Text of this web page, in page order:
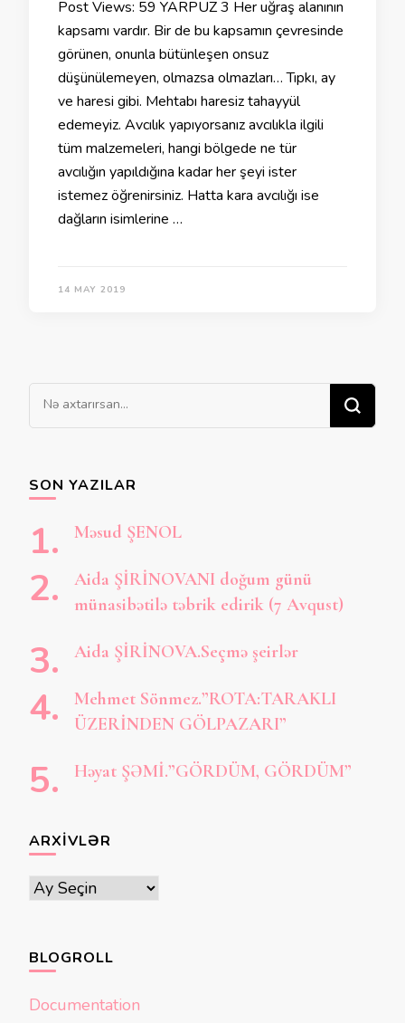
Post Views: 59 YARPUZ 3 Her uğraş alanının
kapsamı vardır. Bir de bu kapsamın çevresinde
görünen, onunla bütünleşen onsuz
düşünülemeyen, olmazsa olmazları… Tıpkı, ay
ve haresi gibi. Mehtabı haresiz tahayyül
edemeyiz. Avcılık yapıyorsanız avcılıkla ilgili
tüm malzemeleri, hangi bölgede ne tür
avcılığın yapıldığına kadar her şeyi ister
istemez öğrenirsiniz. Hatta kara avcılığı ise
dağların isimlerine …
14 MAY 2019
Bir
şey
SON YAZILAR
Məsud ŞENOL
Aida ŞİRİNOVANI doğum günü
münasibətilə təbrik edirik (7 Avqust)
Aida ŞİRİNOVA.Seçmə şeirlər
Mehmet Sönmez.”ROTA:TARAKLI
ÜZERİNDEN GÖLPAZARI”
Həyat ŞƏMİ.”GÖRDÜM, GÖRDÜM”
ARXIVLƏR
Arxivlər
BLOGROLL
Documentation